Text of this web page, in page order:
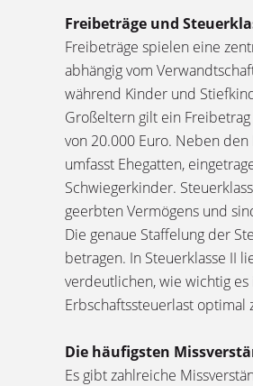
Freibeträge und
Freibeträge spielen eine
abhängig vom
während Kinder und
Großeltern gilt ein
von 20.000 Euro. Neben
umfasst Ehegatten,
Schwiegerkinder.
geerbten Vermögens und
Die genaue Staffelung der
betragen. In Steuerklasse II
verdeutlichen, wie wichtig
Erbschaftssteuerlast
Die häufigsten
Es gibt zahlreiche